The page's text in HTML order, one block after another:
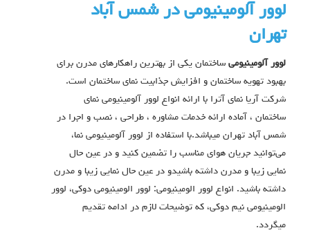
لوور آلومینیومی در شمس آباد
تهران
لوور آلومینیومی ساختمان یکی از بهترین راهکارهای مدرن برای
بهبود تهویه ساختمان و افزایش جذابیت نمای ساختمان است.
شرکت آریا نمای آترا با ارائه انواع لوور آلومینیومی نمای
ساختمان ، آماده ارائه خدمات مشاوره ، طراحی ، نصب و اجرا در
شمس آباد تهران میباشد.با استفاده از لوور آلومینیومی نما،
می‌توانید جریان هوای مناسب را تضمین کنید و در عین حال
نمایی زیبا و مدرن داشته باشیدو در عین حال نمایی زیبا و مدرن
داشته باشید. انواع لوور الومينيومي: لوور الومينيومي دوكي، لوور
الومينيومي نيم دوكي، که توضیحات لازم در ادامه تقدیم
میگردد.